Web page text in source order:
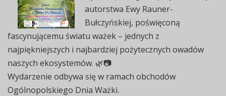
autorstwa Ewy Rauner-
Bułczyńskiej, poświęconą
fascynującemu światu ważek – jednych z
najpiękniejszych i najbardziej pożytecznych owadów
naszych ekosystemów. 🌿📷
Wydarzenie odbywa się w ramach obchodów
Ogólnopolskiego Dnia Ważki.